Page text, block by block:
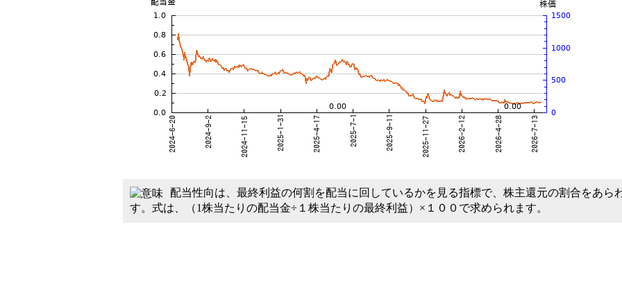
配当性向は、最終利益の何割を配当に回しているかを見る指標で、株主還元の割合をあら
す。式は、（1株当たりの配当金÷１株当たりの最終利益）×１００で求められます。